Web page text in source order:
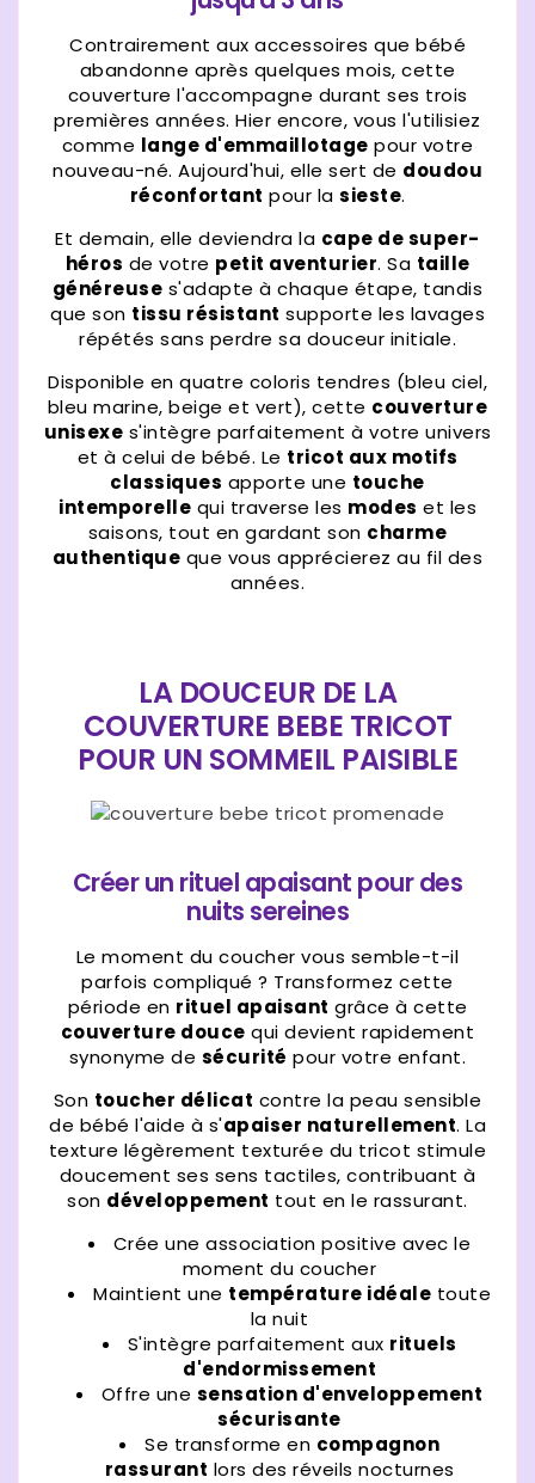
Contrairement aux accessoires que bébé
abandonne après quelques mois, cette
couverture l'accompagne durant ses trois
premières années. Hier encore, vous l'utilisiez
comme lange d'emmaillotage pour votre
nouveau-né. Aujourd'hui, elle sert de doudou
réconfortant pour la sieste.
Et demain, elle deviendra la cape de super-
héros de votre petit aventurier. Sa taille
généreuse s'adapte à chaque étape, tandis
que son tissu résistant supporte les lavages
répétés sans perdre sa douceur initiale.
Disponible en quatre coloris tendres (bleu ciel,
bleu marine, beige et vert), cette couverture
unisexe s'intègre parfaitement à votre univers
et à celui de bébé. Le tricot aux motifs
classiques apporte une touche
intemporelle qui traverse les modes et les
saisons, tout en gardant son charme
authentique que vous apprécierez au fil des
années.
LA DOUCEUR DE LA
COUVERTURE BEBE TRICOT
POUR UN SOMMEIL PAISIBLE
Créer un rituel apaisant pour des
nuits sereines
Le moment du coucher vous semble-t-il
parfois compliqué ? Transformez cette
période en rituel apaisant grâce à cette
couverture douce qui devient rapidement
synonyme de sécurité pour votre enfant.
Son toucher délicat contre la peau sensible
de bébé l'aide à s'apaiser naturellement. La
texture légèrement texturée du tricot stimule
doucement ses sens tactiles, contribuant à
son développement tout en le rassurant.
Crée une association positive avec le
moment du coucher
Maintient une température idéale toute
la nuit
S'intègre parfaitement aux rituels
d'endormissement
Offre une sensation d'enveloppement
sécurisante
Se transforme en compagnon
rassurant lors des réveils nocturnes